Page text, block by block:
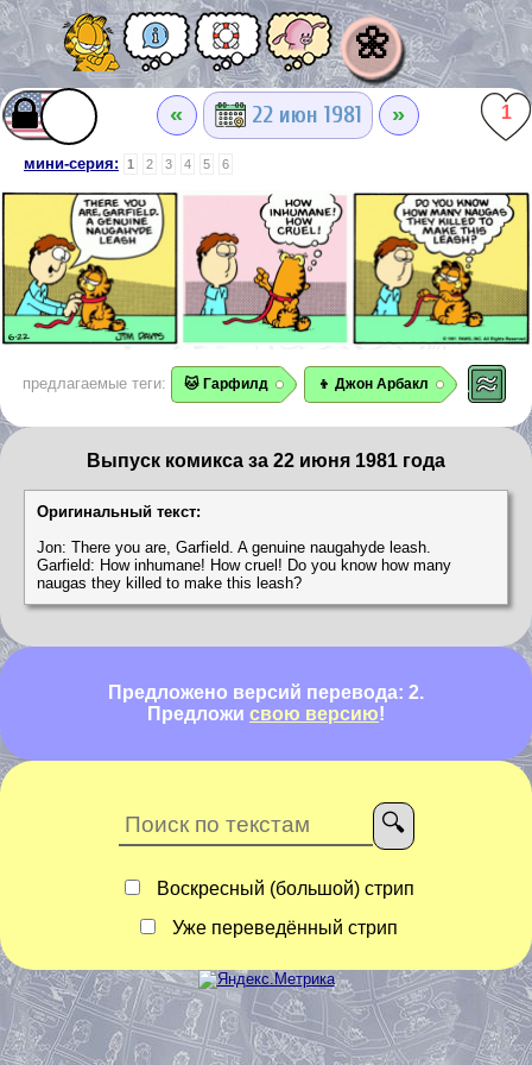
🌼
« 22 июн 1981 » 1
мини-серия: 1 2 3 4 5 6
предлагаемые теги: 🐱 Гарфилд 👦 Джон Арбакл
Выпуск комикса за 22 июня 1981 года
Оригинальный текст:
Jon: There you are, Garfield. A genuine naugahyde leash.
Garfield: How inhumane! How cruel! Do you know how many
naugas they killed to make this leash?
Предложено версий перевода: 2.
Предложи свою версию!
Воскресный (большой) стрип
Уже переведённый стрип